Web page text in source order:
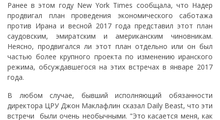
Ранее в этом году New York Times сообщала, что Надер
продвигал план проведения экономического саботажа
против Ирана и весной 2017 года представил этот план
саудовским, эмиратским и американским чиновникам.
Неясно, продвигался ли этот план отдельно или он был
частью более крупного проекта по изменению иранского
режима, обсуждавшегося на этих встречах в январе 2017
года.
В любом случае, бывший исполняющий обязанности
директора ЦРУ Джон Маклафлин сказал Daily Beast, что эти
встречи были очень необычными. "Это касается меня, как